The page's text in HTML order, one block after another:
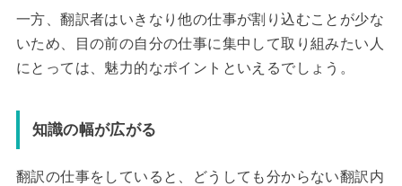
一方、翻訳者はいきなり他の仕事が割り込むことが少な
いため、目の前の自分の仕事に集中して取り組みたい人
にとっては、魅力的なポイントといえるでしょう。
知識の幅が広がる
翻訳の仕事をしていると、どうしても分からない翻訳内